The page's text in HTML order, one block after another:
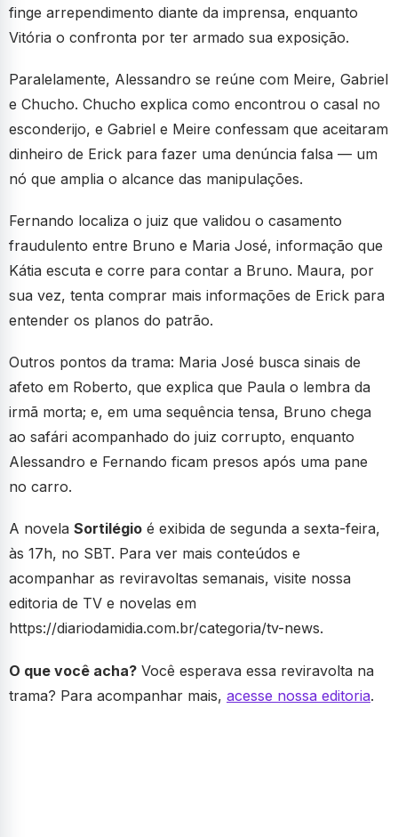
finge arrependimento diante da imprensa, enquanto
Vitória o confronta por ter armado sua exposição.
Paralelamente, Alessandro se reúne com Meire, Gabriel
e Chucho. Chucho explica como encontrou o casal no
esconderijo, e Gabriel e Meire confessam que aceitaram
dinheiro de Erick para fazer uma denúncia falsa — um
nó que amplia o alcance das manipulações.
Fernando localiza o juiz que validou o casamento
fraudulento entre Bruno e Maria José, informação que
Kátia escuta e corre para contar a Bruno. Maura, por
sua vez, tenta comprar mais informações de Erick para
entender os planos do patrão.
Outros pontos da trama: Maria José busca sinais de
afeto em Roberto, que explica que Paula o lembra da
irmã morta; e, em uma sequência tensa, Bruno chega
ao safári acompanhado do juiz corrupto, enquanto
Alessandro e Fernando ficam presos após uma pane
no carro.
A novela Sortilégio é exibida de segunda a sexta-feira,
às 17h, no SBT. Para ver mais conteúdos e
acompanhar as reviravoltas semanais, visite nossa
editoria de TV e novelas em
https://diariodamidia.com.br/categoria/tv-news.
O que você acha? Você esperava essa reviravolta na
trama? Para acompanhar mais, acesse nossa editoria.